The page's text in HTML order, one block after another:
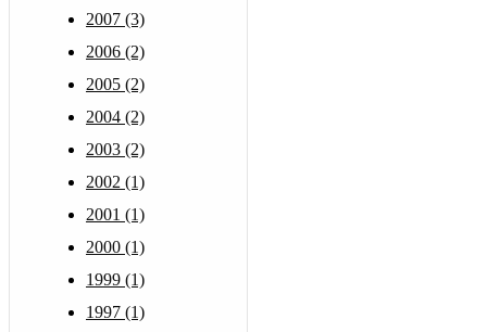
2007 (3)
2006 (2)
2005 (2)
2004 (2)
2003 (2)
2002 (1)
2001 (1)
2000 (1)
1999 (1)
1997 (1)